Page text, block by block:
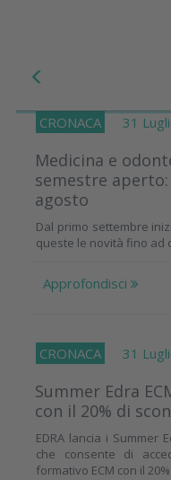
CRONACA 31
Medicina e
semestre
agosto
Dal primo settembre
queste le novità fino ad
Approfondisci
CRONACA 31
Summer Edra
con il 20% di
EDRA lancia i Summer
che consente di
formativo ECM con il